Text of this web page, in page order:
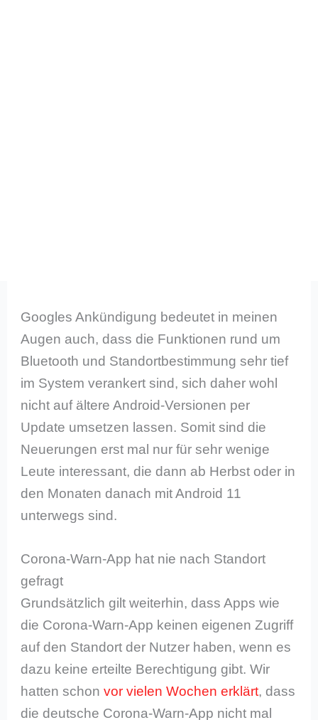
Googles Ankündigung bedeutet in meinen
Augen auch, dass die Funktionen rund um
Bluetooth und Standortbestimmung sehr tief
im System verankert sind, sich daher wohl
nicht auf ältere Android-Versionen per
Update umsetzen lassen. Somit sind die
Neuerungen erst mal nur für sehr wenige
Leute interessant, die dann ab Herbst oder in
den Monaten danach mit Android 11
unterwegs sind.
Corona-Warn-App hat nie nach Standort
gefragt
Grundsätzlich gilt weiterhin, dass Apps wie
die Corona-Warn-App keinen eigenen Zugriff
auf den Standort der Nutzer haben, wenn es
dazu keine erteilte Berechtigung gibt. Wir
hatten schonvor vielen Wochen erklärt, dass
die deutsche Corona-Warn-App nicht mal